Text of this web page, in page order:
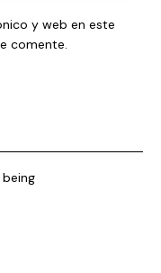
y web en este
comente.